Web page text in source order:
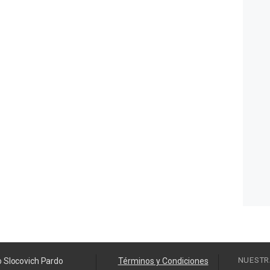
Slocovich Pardo Términos y Condiciones